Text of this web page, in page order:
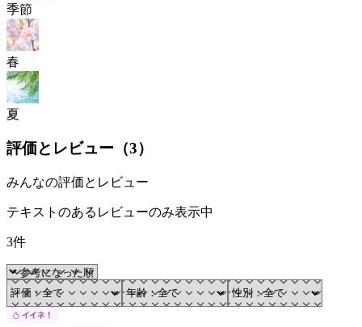
季節
春
夏
評価とレビュー（3）
みんなの評価とレビュー
テキストのあるレビューのみ表示中
3件